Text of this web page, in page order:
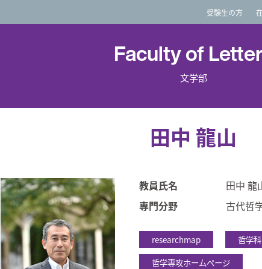
受験生の方
Faculty of
文学部
田中 龍山
教員氏名
田中 龍
専門分野
古代哲
researchmap
哲学
哲学専攻ホームページ